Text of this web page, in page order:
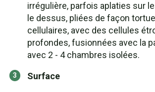
irrégulière, parfois aplaties sur
le dessus, pliées de façon
cellulaires, avec des cellules
profondes, fusionnées avec la
avec 2 - 4 chambres isolées.
Surface